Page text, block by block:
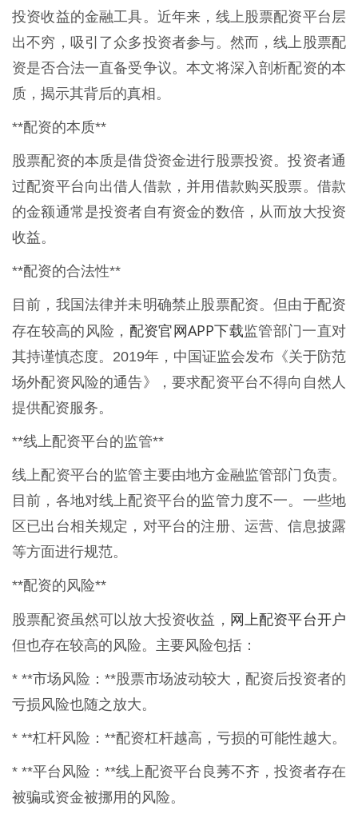
投资收益的金融工具。近年来，线上股票配资平台层
出不穷，吸引了众多投资者参与。然而，线上股票配
资是否合法一直备受争议。本文将深入剖析配资的本
质，揭示其背后的真相。
**配资的本质**
股票配资的本质是借贷资金进行股票投资。投资者通
过配资平台向出借人借款，并用借款购买股票。借款
的金额通常是投资者自有资金的数倍，从而放大投资
收益。
**配资的合法性**
目前，我国法律并未明确禁止股票配资。但由于配资
存在较高的风险， 配资官网APP下载监管部门一直对
其持谨慎态度。2019年，中国证监会发布《关于防范
场外配资风险的通告》，要求配资平台不得向自然人
提供配资服务。
**线上配资平台的监管**
线上配资平台的监管主要由地方金融监管部门负责。
目前，各地对线上配资平台的监管力度不一。一些地
区已出台相关规定，对平台的注册、运营、信息披露
等方面进行规范。
**配资的风险**
股票配资虽然可以放大投资收益， 网上配资平台开户
但也存在较高的风险。主要风险包括：
* **市场风险：**股票市场波动较大，配资后投资者的
亏损风险也随之放大。
* **杠杆风险：**配资杠杆越高，亏损的可能性越大。
* **平台风险：**线上配资平台良莠不齐，投资者存在
被骗或资金被挪用的风险。